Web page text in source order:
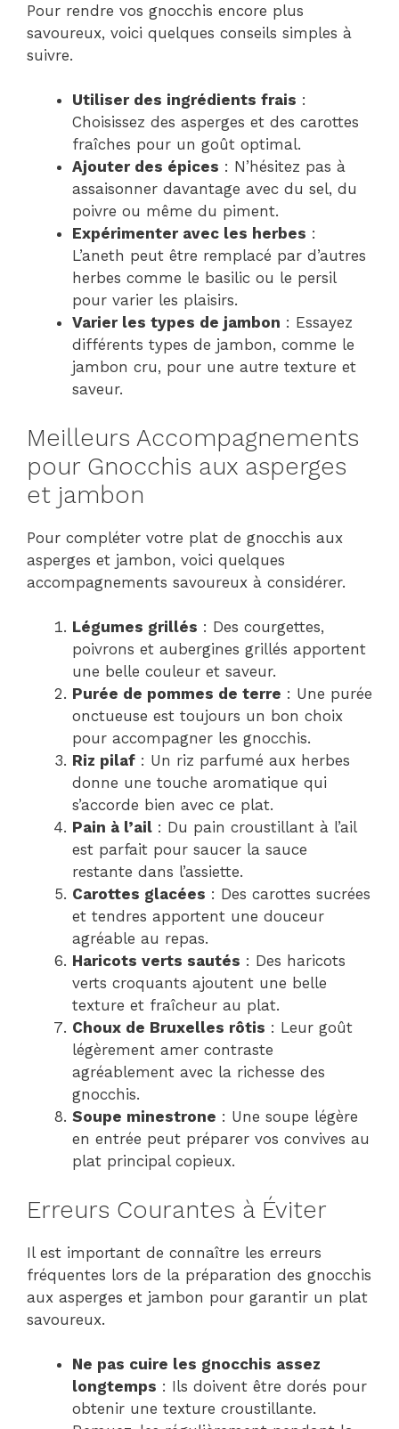
Pour rendre vos gnocchis encore plus
savoureux, voici quelques conseils simples à
suivre.
Utiliser des ingrédients frais :
Choisissez des asperges et des carottes
fraîches pour un goût optimal.
Ajouter des épices : N’hésitez pas à
assaisonner davantage avec du sel, du
poivre ou même du piment.
Expérimenter avec les herbes :
L’aneth peut être remplacé par d’autres
herbes comme le basilic ou le persil
pour varier les plaisirs.
Varier les types de jambon : Essayez
différents types de jambon, comme le
jambon cru, pour une autre texture et
saveur.
Meilleurs Accompagnements
pour Gnocchis aux asperges
et jambon
Pour compléter votre plat de gnocchis aux
asperges et jambon, voici quelques
accompagnements savoureux à considérer.
Légumes grillés : Des courgettes,
poivrons et aubergines grillés apportent
une belle couleur et saveur.
Purée de pommes de terre : Une purée
onctueuse est toujours un bon choix
pour accompagner les gnocchis.
Riz pilaf : Un riz parfumé aux herbes
donne une touche aromatique qui
s’accorde bien avec ce plat.
Pain à l’ail : Du pain croustillant à l’ail
est parfait pour saucer la sauce
restante dans l’assiette.
Carottes glacées : Des carottes sucrées
et tendres apportent une douceur
agréable au repas.
Haricots verts sautés : Des haricots
verts croquants ajoutent une belle
texture et fraîcheur au plat.
Choux de Bruxelles rôtis : Leur goût
légèrement amer contraste
agréablement avec la richesse des
gnocchis.
Soupe minestrone : Une soupe légère
en entrée peut préparer vos convives au
plat principal copieux.
Erreurs Courantes à Éviter
Il est important de connaître les erreurs
fréquentes lors de la préparation des gnocchis
aux asperges et jambon pour garantir un plat
savoureux.
Ne pas cuire les gnocchis assez
longtemps : Ils doivent être dorés pour
obtenir une texture croustillante.